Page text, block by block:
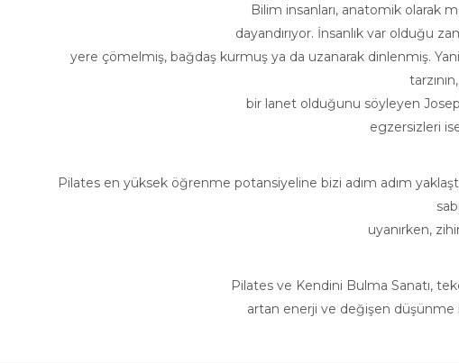
Bilim insanları, anatomik olarak
dayandırıyor. İnsanlık var olduğu
yere çömelmiş, bağdaş kurmuş ya da uzanarak dinlenmiş.
bir lanet olduğunu söyleyen
egzersizleri
Pilates en yüksek öğrenme potansiyeline bizi adım adım
uyanırken,
Pilates ve Kendini Bulma Sanatı,
artan enerji ve değişen düşünme